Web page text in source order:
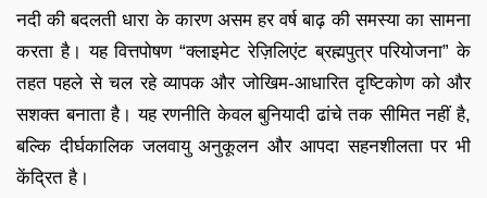
नदी की बदलती धारा के कारण असम हर वर्ष बाढ़ की समस्या का सामना
करता है। यह वित्तपोषण “क्लाइमेट रेज़िलिएंट ब्रह्मपुत्र परियोजना” के
तहत पहले से चल रहे व्यापक और जोखिम-आधारित दृष्टिकोण को और
सशक्त बनाता है। यह रणनीति केवल बुनियादी ढांचे तक सीमित नहीं है,
बल्कि दीर्घकालिक जलवायु अनुकूलन और आपदा सहनशीलता पर भी
केंद्रित है।